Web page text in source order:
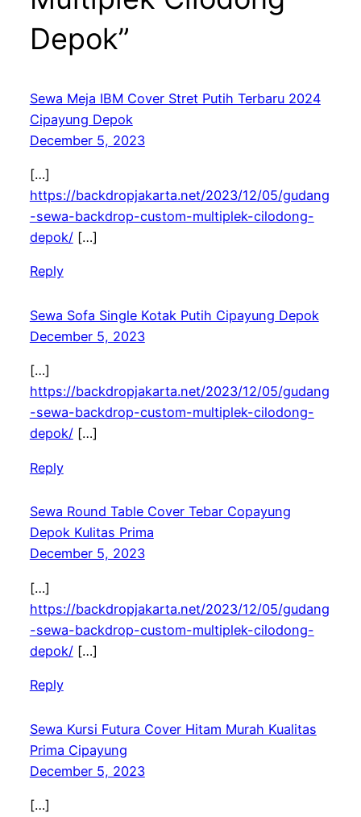
Depok”
Sewa Meja IBM Cover Stret Putih Terbaru 2024
Cipayung Depok
December 5, 2023
[…]
https://backdropjakarta.net/2023/12/05/gudang
-sewa-backdrop-custom-multiplek-cilodong-
depok/[…]
Reply
Sewa Sofa Single Kotak Putih Cipayung Depok
December 5, 2023
[…]
https://backdropjakarta.net/2023/12/05/gudang
-sewa-backdrop-custom-multiplek-cilodong-
depok/[…]
Reply
Sewa Round Table Cover Tebar Copayung
Depok Kulitas Prima
December 5, 2023
[…]
https://backdropjakarta.net/2023/12/05/gudang
-sewa-backdrop-custom-multiplek-cilodong-
depok/[…]
Reply
Sewa Kursi Futura Cover Hitam Murah Kualitas
Prima Cipayung
December 5, 2023
[…]